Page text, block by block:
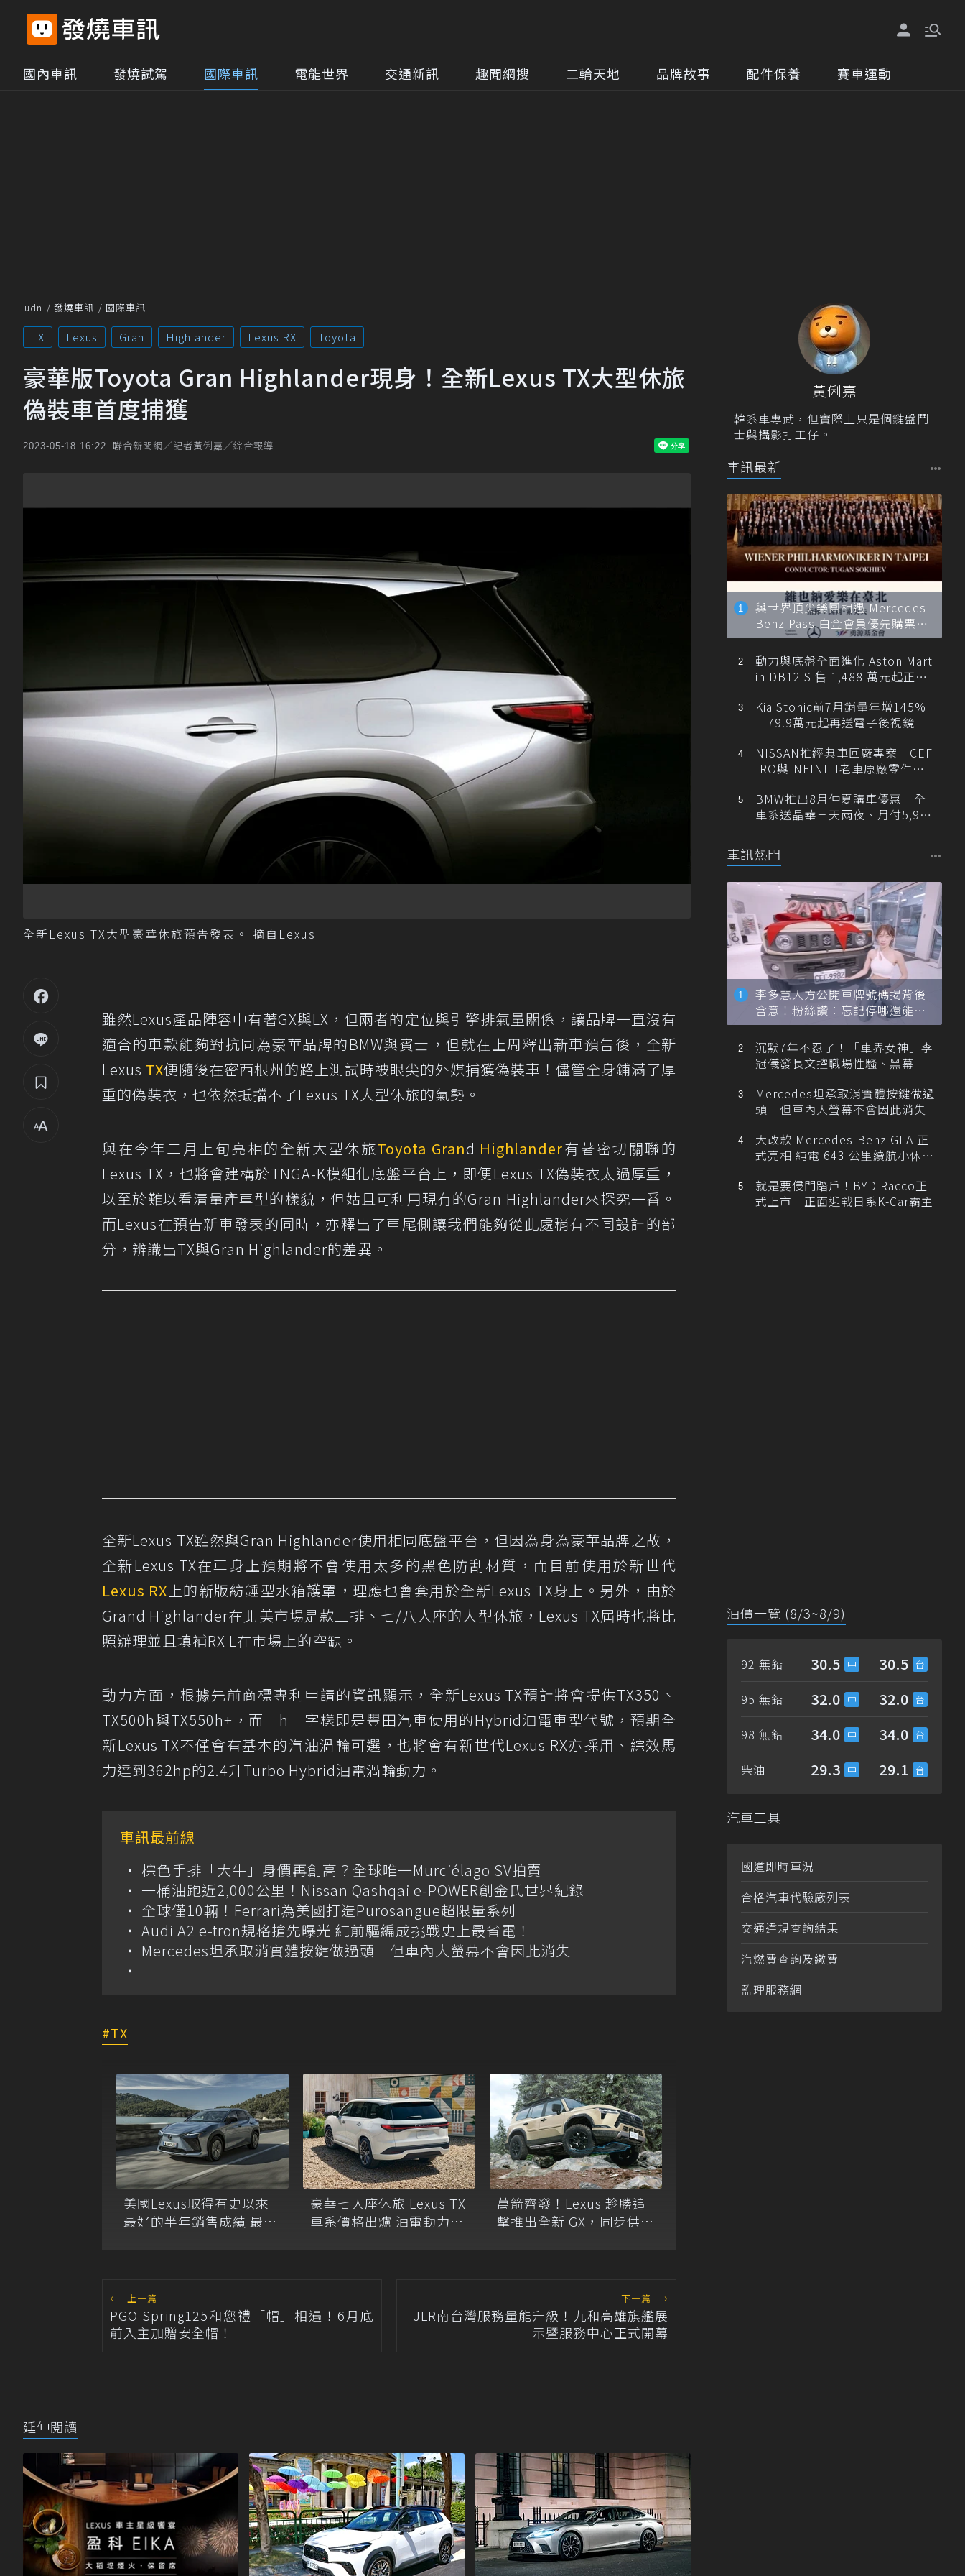
國內車訊 發燒試駕 國際車訊 電能世界 交通新訊 趣聞網搜 二輪天地 品牌故事 配件保養 賽車運動
udn 發燒車訊 國際車訊
TX Lexus Gran Highlander Lexus RX Toyota
豪華版Toyota Gran Highlander現身！全新Lexus TX大型休旅
偽裝車首度捕獲
2023-05-18 16:22 聯合新聞網／記者黃俐嘉／綜合報導
全新Lexus TX大型豪華休旅預告發表。 摘自Lexus
雖然Lexus產品陣容中有著GX與LX，但兩者的定位與引擎排氣量關係，讓品牌一直沒有
適合的車款能夠對抗同為豪華品牌的BMW與賓士，但就在上周釋出新車預告後，全新
Lexus TX便隨後在密西根州的路上測試時被眼尖的外媒捕獲偽裝車！儘管全身鋪滿了厚
重的偽裝衣，也依然抵擋不了Lexus TX大型休旅的氣勢。
與在今年二月上旬亮相的全新大型休旅Toyota Grand Highlander有著密切關聯的
Lexus TX，也將會建構於TNGA-K模組化底盤平台上，即便Lexus TX偽裝衣太過厚重，
以至於難以看清量產車型的樣貌，但姑且可利用現有的Gran Highlander來探究一番。
而Lexus在預告新車發表的同時，亦釋出了車尾側讓我們能夠從此處稍有不同設計的部
分，辨識出TX與Gran Highlander的差異。
全新Lexus TX雖然與Gran Highlander使用相同底盤平台，但因為身為豪華品牌之故，
全新Lexus TX在車身上預期將不會使用太多的黑色防刮材質，而目前使用於新世代
Lexus RX上的新版紡錘型水箱護罩，理應也會套用於全新Lexus TX身上。另外，由於
Grand Highlander在北美市場是款三排、七/八人座的大型休旅，Lexus TX屆時也將比
照辦理並且填補RX L在市場上的空缺。
動力方面，根據先前商標專利申請的資訊顯示，全新Lexus TX預計將會提供TX350、
TX500h與TX550h+，而「h」字樣即是豐田汽車使用的Hybrid油電車型代號，預期全
新Lexus TX不僅會有基本的汽油渦輪可選，也將會有新世代Lexus RX亦採用、綜效馬
力達到362hp的2.4升Turbo Hybrid油電渦輪動力。
車訊最前線
棕色手排「大牛」身價再創高？全球唯一Murciélago SV拍賣
一桶油跑近2,000公里！Nissan Qashqai e-POWER創金氏世界紀錄
全球僅10輛！Ferrari為美國打造Purosangue超限量系列
Audi A2 e-tron規格搶先曝光 純前驅編成挑戰史上最省電！
Mercedes坦承取消實體按鍵做過頭 但車內大螢幕不會因此消失
TX
美國Lexus取得有史以來
最好的半年銷售成績 最大
豪華七人座休旅 Lexus TX
車系價格出爐 油電動力到
萬箭齊發！Lexus 趁勝追
擊推出全新 GX，同步供應
← 上一篇
PGO Spring125和您禮「帽」相遇！6月底
前入主加贈安全帽！
下一篇 →
JLR南台灣服務量能升級！九和高雄旗艦展
示暨服務中心正式開幕
延伸閱讀
黃俐嘉
韓系車專武，但實際上只是個鍵盤鬥
士與攝影打工仔。
車訊最新
與世界頂尖樂團相遇 Mercedes-
Benz Pass 白金會員優先購票維
也納愛樂
動力與底盤全面進化 Aston Mart
in DB12 S 售 1,488 萬元起正式
Kia Stonic前7月銷量年增145%
79.9萬元起再送電子後視鏡
NISSAN推經典車回廠專案 CEF
IRO與INFINITI老車原廠零件最
BMW推出8月仲夏購車優惠 全
車系送晶華三天兩夜、月付5,900
車訊熱門
李多慧大方公開車牌號碼揭背後
含意！粉絲讚：忘記停哪還能幫
忙找車
沉默7年不忍了！「車界女神」李
冠儀發長文控職場性騷、黑幕
Mercedes坦承取消實體按鍵做過
頭 但車內大螢幕不會因此消失
大改款 Mercedes-Benz GLA 正
式亮相 純電 643 公里續航小休
就是要侵門踏戶！BYD Racco正
式上市 正面迎戰日系K-Car霸主
油價一覽 (8/3~8/9)
92 無鉛 30.5 30.5
95 無鉛 32.0 32.0
98 無鉛 34.0 34.0
柴油 29.3 29.1
汽車工具
國道即時車況
合格汽車代驗廠列表
交通違規查詢結果
汽燃費查詢及繳費
監理服務網